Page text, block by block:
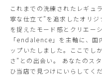
これまでの洗練されたレギュ
寧な仕立て”を追求したオリ
を捉えたモード感とクリエー
「endalence」を主軸に、国
ップいたしました。ここでし
さ”との出会い。 あなたのス
ひ当店で見つけにいらしてくだ